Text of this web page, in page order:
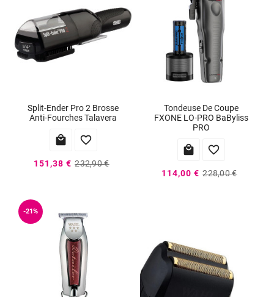
Split-Ender Pro 2 Brosse
Anti-Fourches Talavera
 
151,38 € 232,90 €
Tondeuse De Coupe
FXONE LO-PRO BaByliss
PRO
 
114,00 € 228,00 €
-21%